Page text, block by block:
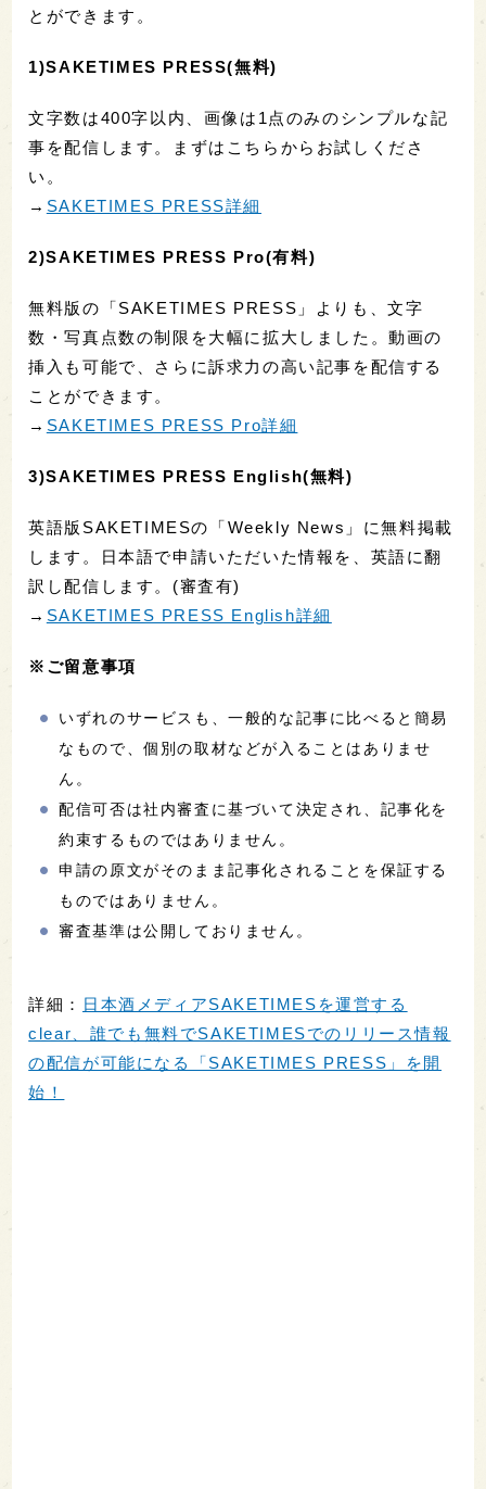
とができます。
1)SAKETIMES PRESS(無料)
文字数は400字以内、画像は1点のみのシンプルな記
事を配信します。まずはこちらからお試しくださ
い。
→ SAKETIMES PRESS詳細
2)SAKETIMES PRESS Pro(有料)
無料版の「SAKETIMES PRESS」よりも、文字
数・写真点数の制限を大幅に拡大しました。動画の
挿入も可能で、さらに訴求力の高い記事を配信する
ことができます。
→ SAKETIMES PRESS Pro詳細
3)SAKETIMES PRESS English(無料)
英語版SAKETIMESの「Weekly News」に無料掲載
します。日本語で申請いただいた情報を、英語に翻
訳し配信します。(審査有)
→ SAKETIMES PRESS English詳細
※ご留意事項
いずれのサービスも、一般的な記事に比べると簡易
なもので、個別の取材などが入ることはありませ
ん。
配信可否は社内審査に基づいて決定され、記事化を
約束するものではありません。
申請の原文がそのまま記事化されることを保証する
ものではありません。
審査基準は公開しておりません。
詳細：
日本酒メディアSAKETIMESを運営する
clear、誰でも無料でSAKETIMESでのリリース情報
の配信が可能になる「SAKETIMES PRESS」を開
始！